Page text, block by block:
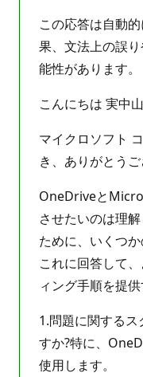
この応答は自動
果、文法上の誤
能性があります。
こんにちは 実中山
マイクロソフト
き、ありがとうご
OneDriveと
させたいのは理
ために、いくつか
これに回答して
ィング手順を提
1.問題に関するス
すか?特に、
使用します。